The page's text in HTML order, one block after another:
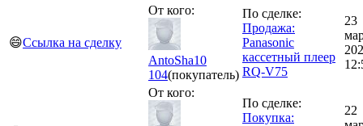
😄Ссылка на сделку
От кого:
AntoSha10
104(покупатель)
По сделке:
Продажа:
Panasonic
кассетный плеер
RQ-V75
23
От кого:
По сделке:
Покупка:
22